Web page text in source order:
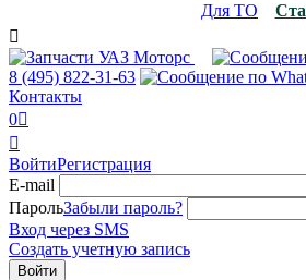
Для ТО

8 (495) 822-31-63
Контакты
0

ВойтиРегистрация
E-mail
ПарольЗабыли пароль?
Вход через SMS
Создать учетную запись
Войти